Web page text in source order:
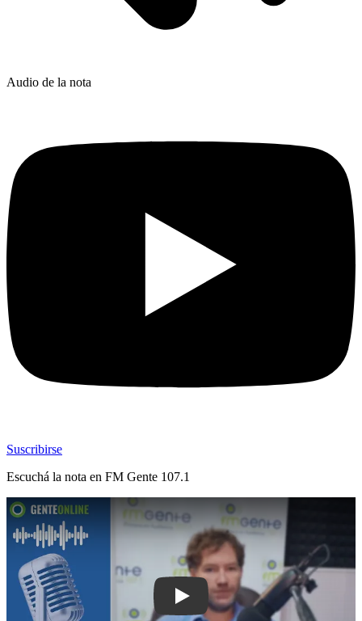
Audio de la nota
Suscribirse
Escuchá la nota en FM Gente 107.1
Play: Director de Codesa calificó la